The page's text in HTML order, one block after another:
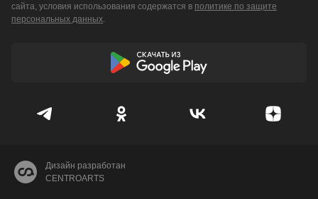
сайта, условия использования содержатся в политике по защите
персональных данных.
Дизайн разработан
CENTROARTS